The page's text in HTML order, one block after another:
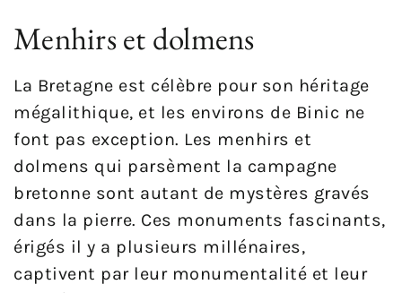
Menhirs et dolmens
La Bretagne est célèbre pour son héritage
mégalithique, et les environs de Binic ne
font pas exception. Les menhirs et
dolmens qui parsèment la campagne
bretonne sont autant de mystères gravés
dans la pierre. Ces monuments fascinants,
érigés il y a plusieurs millénaires,
captivent par leur monumentalité et leur